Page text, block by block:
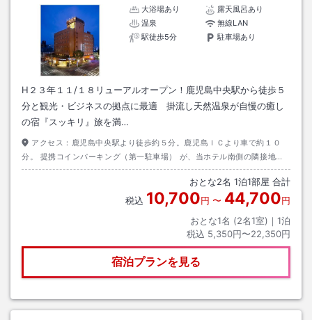
大浴場あり
露天風呂あり
温泉
無線LAN
駅徒歩5分
駐車場あり
H２３年１１/１８リューアルオープン！鹿児島中央駅から徒歩５
分と観光・ビジネスの拠点に最適 掛流し天然温泉が自慢の癒し
の宿『スッキリ』旅を満…
アクセス： 鹿児島中央駅より徒歩約５分。鹿児島ＩＣより車で約１０
分。 提携コインパーキング（第一駐車場） が、当ホテル南側の隣接地に
移転しました。お間違いないようご注意ください。
おとな2名 1泊1部屋 合計
税込 10,700円 〜 44,700円
おとな1名 (2名1室)｜ 1泊
税込 5,350円〜22,350円
宿泊プランを見る